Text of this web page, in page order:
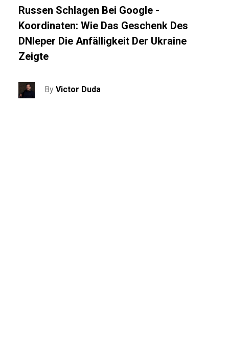
Russen Schlagen Bei Google -
Koordinaten: Wie Das Geschenk Des
DNIeper Die Anfälligkeit Der Ukraine
Zeigte
ByVictor Duda